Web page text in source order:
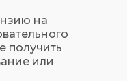
на
получить
или